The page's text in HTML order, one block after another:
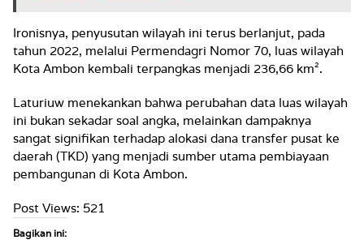
Ironisnya, penyusutan wilayah ini terus berlanjut, pada
tahun 2022, melalui Permendagri Nomor 70, luas wilayah
Kota Ambon kembali terpangkas menjadi 236,66 km².
Laturiuw menekankan bahwa perubahan data luas wilayah
ini bukan sekadar soal angka, melainkan dampaknya
sangat signifikan terhadap alokasi dana transfer pusat ke
daerah (TKD) yang menjadi sumber utama pembiayaan
pembangunan di Kota Ambon.
Post Views: 521
Bagikan ini: